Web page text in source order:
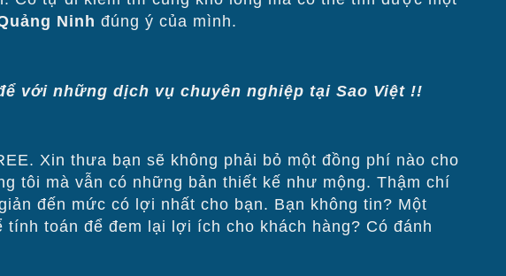
Ninh đúng ý của mình.
với những dịch vụ chuyên nghiệp tại Sao Việt !!
Xin thưa bạn sẽ không phải bỏ một đồng phí nào cho
tôi mà vẫn có những bản thiết kế như mộng. Thậm chí
đến mức có lợi nhất cho bạn. Bạn không tin? Một
toán để đem lại lợi ích cho khách hàng? Có đánh